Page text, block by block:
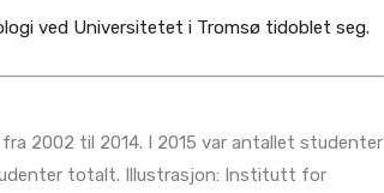
ved Universitetet i Tromsø tidoblet seg.
2002 til 2014. I 2015 var antallet studenter
totalt. Illustrasjon: Institutt for